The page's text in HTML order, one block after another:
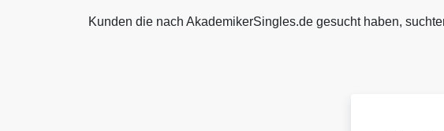
Kunden die nach AkademikerSingles.de gesucht haben,